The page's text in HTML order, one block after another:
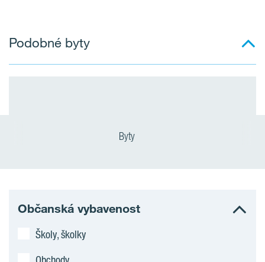
Podobné byty
Byty
Občanská vybavenost
Školy, školky